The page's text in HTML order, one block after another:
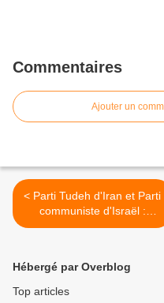
Commentaires
Ajouter un
< Parti Tudeh d'Iran et Parti
communiste d'Israël :
Arrêtez les massacres !
Hébergé par Overblog
Top articles